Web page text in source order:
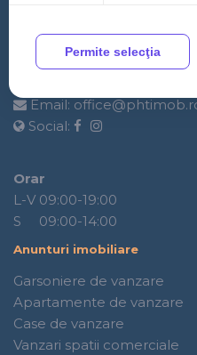
PHT IMOBILIARE
Adresa:Strada Sub
Email:
Social:
Orar
L-V 09:00-19:00
S 09:00-14:00
Anunturi imobiliare
Garsoniere de vanzare
Apartamente de vanzare
Case de vanzare
Vanzari spatii comerciale
Permite selecţia